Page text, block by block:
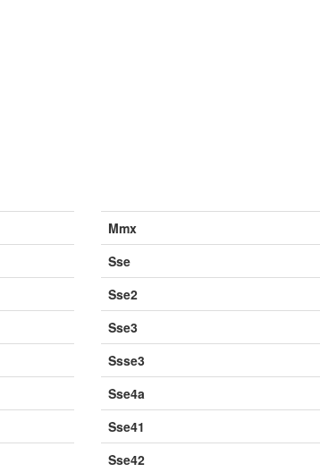
Mmx
Sse
Sse2
Sse3
Ssse3
Sse4a
Sse41
Sse42